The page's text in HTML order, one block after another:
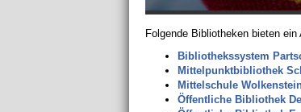
Folgende Bibliotheken bieten
Bibliothekssystem
Mittelpunktbibliothek
Mittelschule
Öffentliche Bibliothek